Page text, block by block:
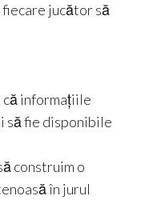
jucător să
informațiile
să fie disponibile
construim o
în jurul